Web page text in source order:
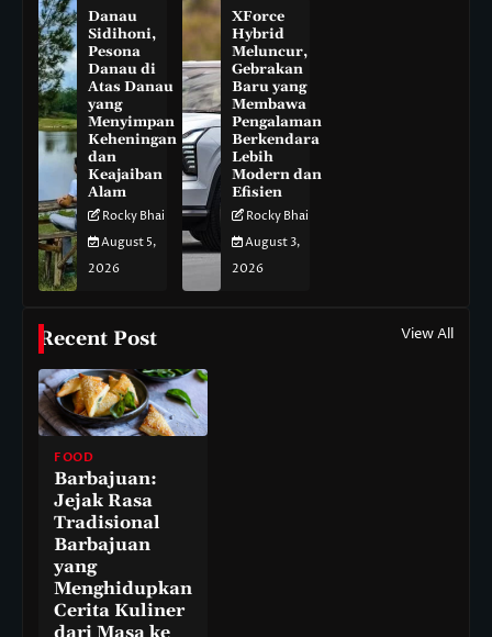
Danau
Sidihoni,
Pesona
Danau di
Atas Danau
yang
Menyimpan
Keheningan
dan
Keajaiban
Alam
Rocky Bhai
August 5,
2026
XForce
Hybrid
Meluncur,
Gebrakan
Baru yang
Membawa
Pengalaman
Berkendara
Lebih
Modern dan
Efisien
Rocky Bhai
August 3,
2026
Recent Post View All
FOOD
Barbajuan:
Jejak Rasa
Tradisional
Barbajuan
yang
Menghidupkan
Cerita Kuliner